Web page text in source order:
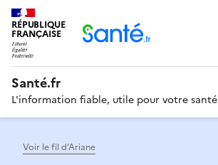
RÉPUBLIQUE
FRANÇAISE
Santé.fr
L'information fiable, utile pour votre santé
Voir le fil d’Ariane